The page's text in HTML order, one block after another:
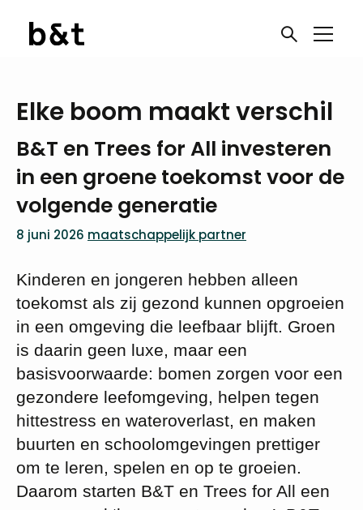
Elke boom maakt verschil
B&T en Trees for All investeren
in een groene toekomst voor de
volgende generatie
8 juni 2026 maatschappelijk partner
Kinderen en jongeren hebben alleen
toekomst als zij gezond kunnen opgroeien
in een omgeving die leefbaar blijft. Groen
is daarin geen luxe, maar een
basisvoorwaarde: bomen zorgen voor een
gezondere leefomgeving, helpen tegen
hittestress en wateroverlast, en maken
buurten en schoolomgevingen prettiger
om te leren, spelen en op te groeien.
Daarom starten B&T en Trees for All een